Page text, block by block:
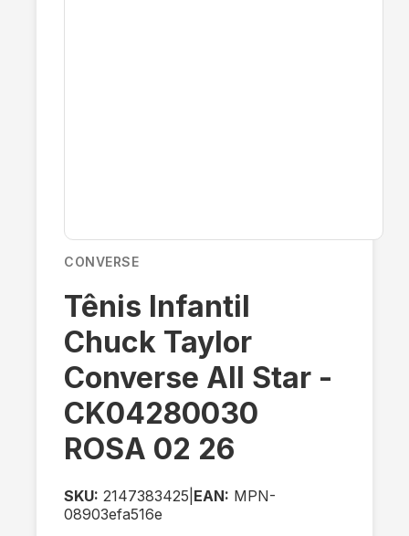
CONVERSE
Tênis Infantil
Chuck Taylor
Converse All Star -
CK04280030
ROSA 02 26
SKU: 2147383425 EAN: MPN-
08903efa516e